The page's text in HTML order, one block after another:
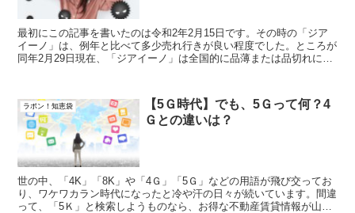
最初にこの記事を書いたのは令和2年2月15日です。その時の「ジア
イーノ」は、例年と比べて多少売れ行きが良い程度でした。ところが
同年2月29日現在、「ジアイーノ」は全国的に品薄または品切れにな
ラポン！知恵袋
【5Ｇ時代】でも、5Ｇって何？4
Ｇとの違いは？
世の中、「4K」「8K」や「4Ｇ」「5Ｇ」などの用語が飛び交ってお
り、ワケワカラン時代になったと冷や汗の日々が続いています。間違
って、「5Ｋ」と検索しようものなら、お得な不動産賃貸情報が山積